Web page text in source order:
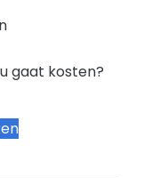
gaat kosten?